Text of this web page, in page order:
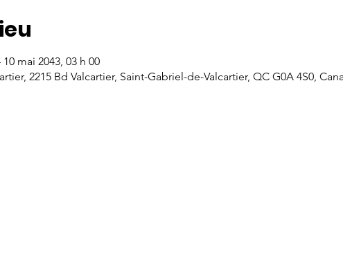
mai 2043, 03 h 00
2215 Bd Valcartier, Saint-Gabriel-de-Valcartier, QC G0A 4S0,